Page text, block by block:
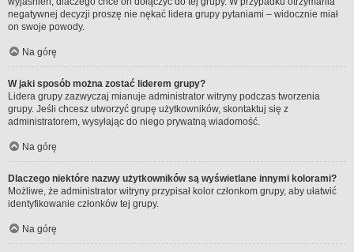
negatywnej decyzji proszę nie nękać lidera grupy pytaniami – widocznie miał
on swoje powody.
Na górę
W jaki sposób można zostać liderem grupy?
Lidera grupy zazwyczaj mianuje administrator witryny podczas tworzenia
grupy. Jeśli chcesz utworzyć grupę użytkowników, skontaktuj się z
administratorem, wysyłając do niego prywatną wiadomość.
Na górę
Dlaczego niektóre nazwy użytkowników są wyświetlane innymi kolorami?
Możliwe, że administrator witryny przypisał kolor członkom grupy, aby ułatwić
identyfikowanie członków tej grupy.
Na górę